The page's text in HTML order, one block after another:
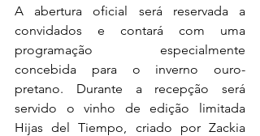
A abertura oficial será reservada a
convidados e contará com uma
programação especialmente
concebida para o inverno ouro-
pretano. Durante a recepção será
servido o vinho de edição limitada
Hijas del Tiempo, criado por Zackia